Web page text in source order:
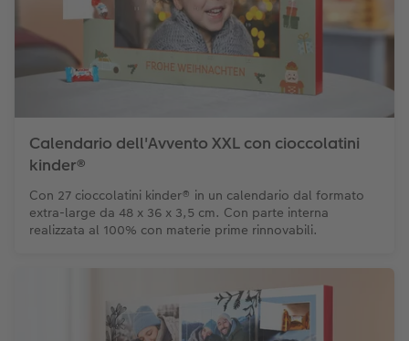
Calendario dell'Avvento XXL con cioccolatini
kinder®
Con 27 cioccolatini kinder® in un calendario dal formato
extra-large da 48 x 36 x 3,5 cm. Con parte interna
realizzata al 100% con materie prime rinnovabili.